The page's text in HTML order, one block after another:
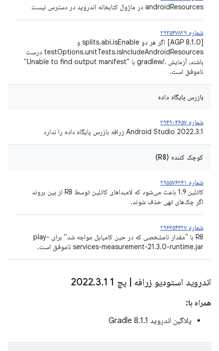
androidResources در ماژول کتابخانه اندروید در دسترس نیست
شماره ۲۹۳۵۴۷۸۲۹
[AGP 8.1.0] اگر هر دو splits.abi.isEnable و
testOptions.unitTests.isIncludeAndroidResources درست
باشند، آزمایش ./gradlew با "Unable to find output manifest"
ناموفق است.
بازرس پایگاه داده
شماره ۲۹۴۹۰۴۶۵۷
Android Studio 2022.3.1 زرافه بازرس پایگاه داده را ندارد
کوچک کننده (R8)
شماره ۲۹۵۵۷۶۲۴۱
کاتلین 1.9 باعث می‌شود که لامبداهای کاتلین توسط R8 از بین بروند
اگر چک‌های تهی حذف شوند.
شماره ۲۹۶۶۵۴۳۲۷
R8 با "مقدار نامشخصی که در حین کامپایل مواجه شد" برای play-
services-measurement-21.3.0-runtime.jar ناموفق است.
اندروید استودیو زرافه پچ 1 2022 .3.1
همراه با:
پلاگین اندروید Gradle 8.1.1